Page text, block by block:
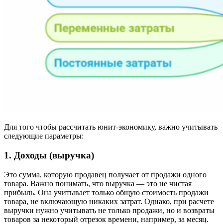
Для того чтобы рассчитать юнит-экономику, важно учитывать
следующие параметры:
1. Доходы (выручка)
Это сумма, которую продавец получает от продажи одного
товара. Важно понимать, что выручка — это не чистая
прибыль. Она учитывает только общую стоимость продажи
товара, не включающую никаких затрат. Однако, при расчете
выручки нужно учитывать не только продажи, но и возвраты
товаров за некоторый отрезок времени, например, за месяц.